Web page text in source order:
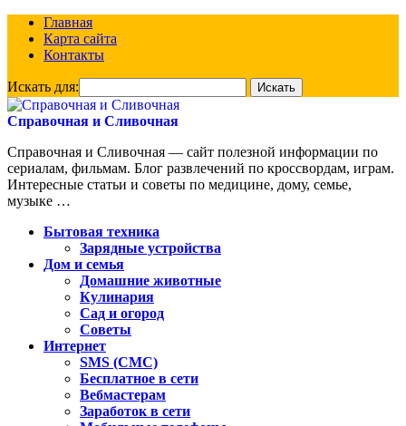
Главная
Карта сайта
Контакты
Искать для:
Справочная и Сливочная
Справочная и Сливочная — сайт полезной информации по
сериалам, фильмам. Блог развлечений по кроссвордам, играм.
Интересные статьи и советы по медицине, дому, семье,
музыке …
Бытовая техника
Зарядные устройства
Дом и семья
Домашние животные
Кулинария
Сад и огород
Советы
Интернет
SMS (СМС)
Бесплатное в сети
Вебмастерам
Заработок в сети